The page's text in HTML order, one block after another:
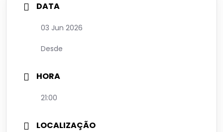
DATA
03 Jun 2026
Desde
HORA
21:00
LOCALIZAÇÃO